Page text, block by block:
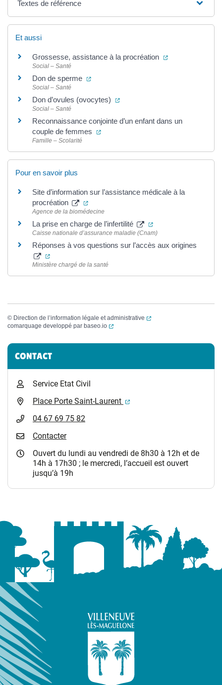
Textes de référence
Et aussi
Grossesse, assistance à la procréation (ouverture dans
Social – Santé
Don de sperme (ouverture dans un nouvel onglet)
Social – Santé
Don d’ovules (ovocytes) (ouverture dans un nouvel
Social – Santé
Reconnaissance conjointe d’un enfant dans un
couple de femmes
(ouverture dans un nouvel onglet)
Famille – Scolarité
Pour en savoir plus
Site d’information sur l’assistance médicale à la
procréation
(ouverture dans un nouvel onglet)
Agence de la biomédecine
La prise en charge de l’infertilité (ouverture dans un
Caisse nationale d’assurance maladie (Cnam)
Réponses à vos questions sur l’accès aux origines
(ouverture dans un nouvel onglet)
Ministère chargé de la santé
© Direction de l’information légale et administrative
(ouverture dans un
comarquage developpé par baseo.io (ouverture dans un nouvel onglet)
Informations complémentaires
CONTACT
Service Etat Civil
Place Porte Saint-Laurent
(ouverture dans un
04 67 69 75 82
Contacter
Ouvert du lundi au vendredi de 8h30 à 12h et de
14h à 17h30 ; le mercredi, l’accueil est ouvert
jusqu’à 19h